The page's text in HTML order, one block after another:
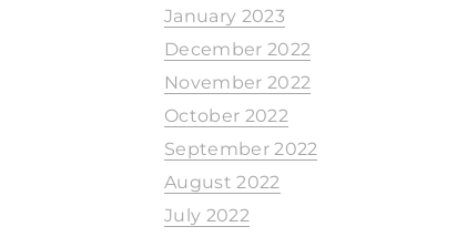
January 2023
December 2022
November 2022
October 2022
September 2022
August 2022
July 2022